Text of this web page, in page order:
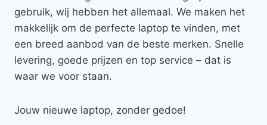
gebruik, wij hebben het allemaal. We maken het
makkelijk om de perfecte laptop te vinden, met
een breed aanbod van de beste merken. Snelle
levering, goede prijzen en top service – dat is
waar we voor staan.
Jouw nieuwe laptop, zonder gedoe!